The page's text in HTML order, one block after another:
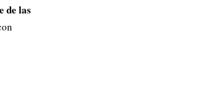
de las